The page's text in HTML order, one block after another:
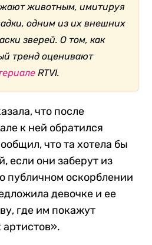
животным, имитируя
одним из их внешних
зверей. О том, как
тренд оценивают
RTVI.
что после
к ней обратился
что та хотела бы
если они заберут из
публичном оскорблении
девочке и ее
где им покажут